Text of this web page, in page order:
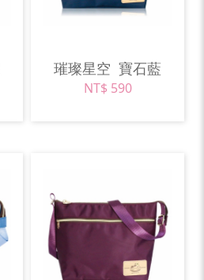
璀璨星空 寶石藍
NT$ 590